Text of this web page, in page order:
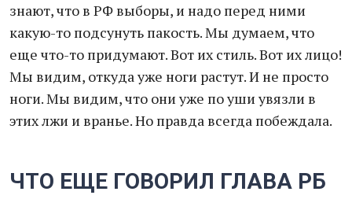
знают, что в РФ выборы, и надо перед ними
какую-то подсунуть пакость. Мы думаем, что
еще что-то придумают. Вот их стиль. Вот их лицо!
Мы видим, откуда уже ноги растут. И не просто
ноги. Мы видим, что они уже по уши увязли в
этих лжи и вранье. Но правда всегда побеждала.
ЧТО ЕЩЕ ГОВОРИЛ ГЛАВА РБ